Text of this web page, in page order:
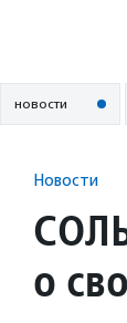
новости
Новости
о